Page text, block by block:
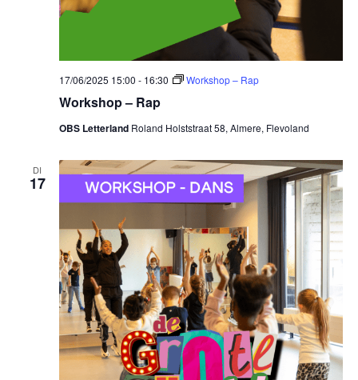
Workshop – Rap
17/06/2025 15:00 - 16:30 Workshop – Rap
OBS Letterland Roland Holststraat 58, Almere, Flevoland
DI
17